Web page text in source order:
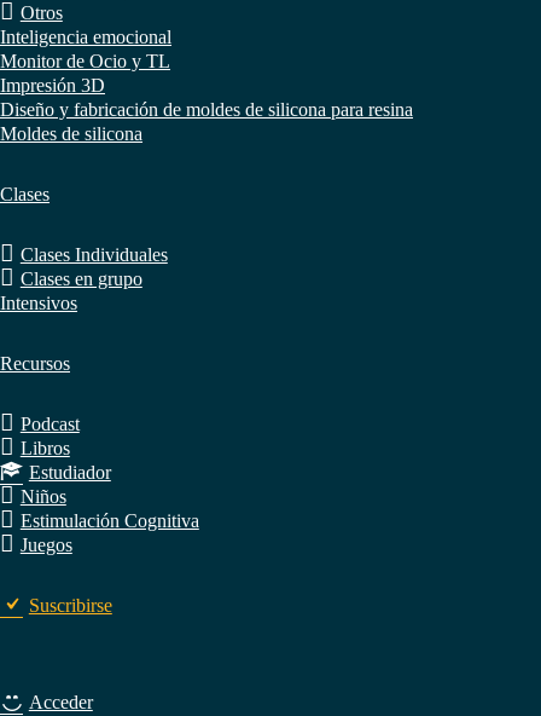
Otros
Inteligencia emocional
Monitor de Ocio y TL
Impresión 3D
Diseño y fabricación de moldes de silicona para resina
Moldes de silicona
Clases
Clases Individuales
Clases en grupo
Intensivos
Recursos
Podcast
Libros
Estudiador
Niños
Estimulación Cognitiva
Juegos
Suscribirse
Acceder